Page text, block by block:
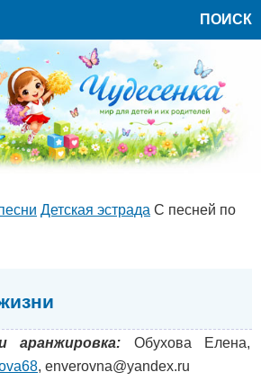
ПОИСК
Детская эстрада С песней по
аранжировка: Обухова Елена,
, enverovna@yandex.ru